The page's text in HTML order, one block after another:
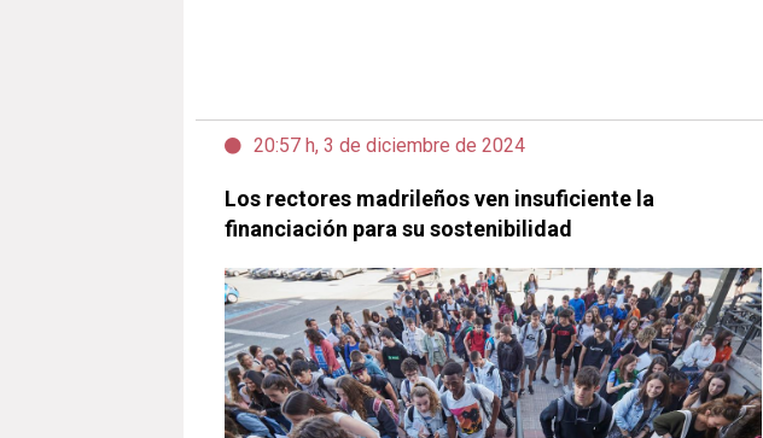
20:57 h, 3 de diciembre de 2024
Los rectores madrileños ven insuficiente la
financiación para su sostenibilidad